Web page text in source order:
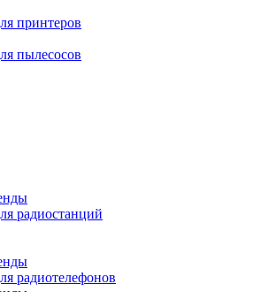
принтеров
пылесосов
радиостанций
радиотелефонов